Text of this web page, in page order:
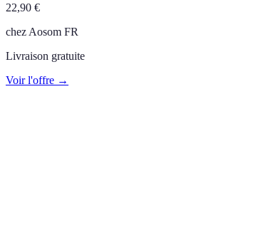
22,90 €
chez Aosom FR
Livraison gratuite
Voir l'offre →